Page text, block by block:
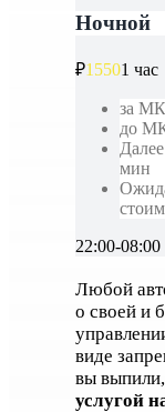
Ночной
₽15501 час
за
до
мин
22:00-08:00
Любой
о своей и
виде
вы
услугой